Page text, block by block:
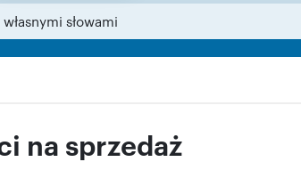
słowami
na sprzedaż